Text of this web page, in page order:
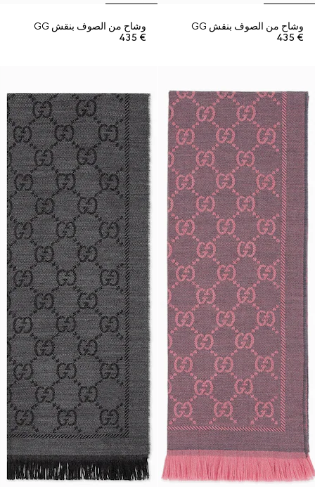
وشاح من الصوف بنقش GG
€ 435
وشاح من الصوف بنقش GG
€ 435